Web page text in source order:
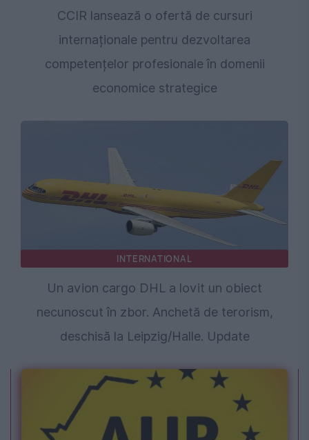
CCIR lansează o ofertă de cursuri
internaționale pentru dezvoltarea
competențelor profesionale în domenii
economice strategice
INTERNATIONAL
Un avion cargo DHL a lovit un obiect
necunoscut în zbor. Anchetă de terorism,
deschisă la Leipzig/Halle. Update